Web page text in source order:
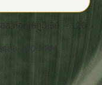
อล ที่อุณหภูมิ 30 – 120
อบ 300 RPM